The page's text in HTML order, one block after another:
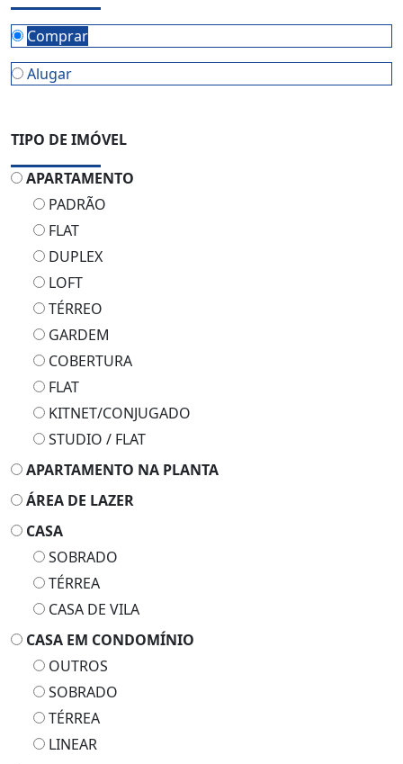
Comprar
Alugar
TIPO DE IMÓVEL
APARTAMENTO
PADRÃO
FLAT
DUPLEX
LOFT
TÉRREO
GARDEM
COBERTURA
FLAT
KITNET/CONJUGADO
STUDIO / FLAT
APARTAMENTO NA PLANTA
ÁREA DE LAZER
CASA
SOBRADO
TÉRREA
CASA DE VILA
CASA EM CONDOMÍNIO
OUTROS
SOBRADO
TÉRREA
LINEAR